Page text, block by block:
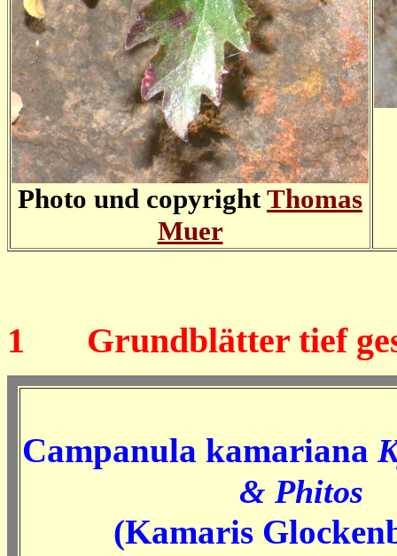
Photo und copyrightThomas
Muer
1 Grundblätter tief
Campanula kamariana
& Phitos
(Kamaris